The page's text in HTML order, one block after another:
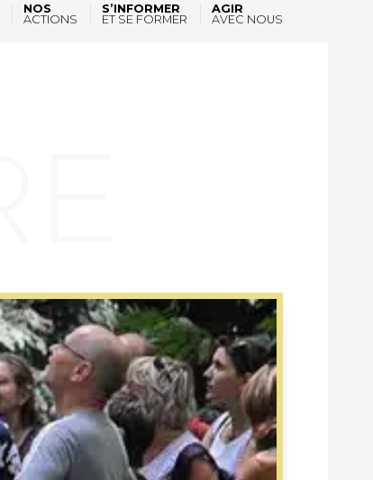
NOS
ACTIONS
S’INFORMER
ET SE FORMER
AGIR
AVEC NOUS